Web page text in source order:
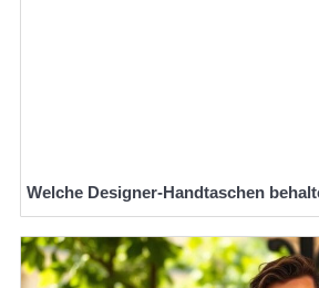
Welche Designer-Handtaschen